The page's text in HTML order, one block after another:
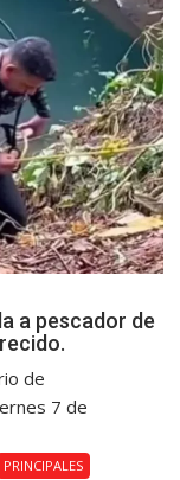
a pescador de
de
7 de
PRINCIPALES